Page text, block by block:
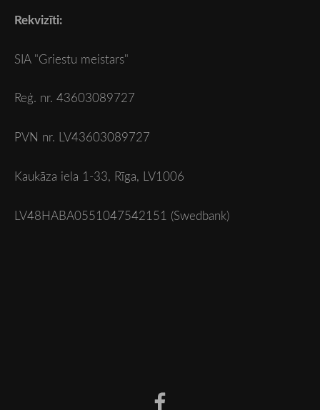
Rekvizīti:
SIA "Griestu meistars"
Reģ. nr. 43603089727
PVN nr. LV43603089727
Kaukāza iela 1-33, Rīga, LV1006
LV48HABA0551047542151 (Swedbank)